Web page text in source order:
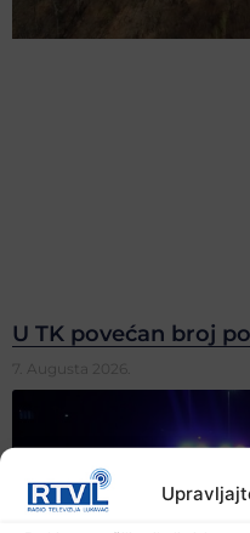
U TK povećan broj
7. Augusta 2026.